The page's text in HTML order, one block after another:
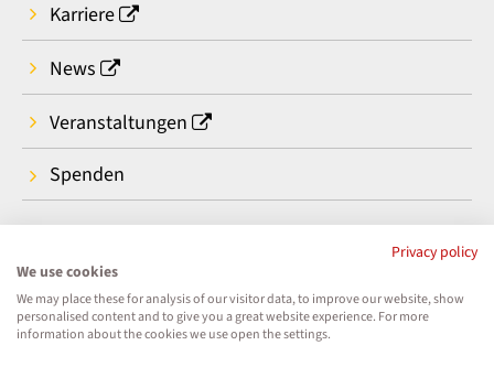
Karriere
News
Veranstaltungen
Spenden
Privacy policy
We use cookies
We may place these for analysis of our visitor data, to improve our website, show
personalised content and to give you a great website experience. For more
information about the cookies we use open the settings.